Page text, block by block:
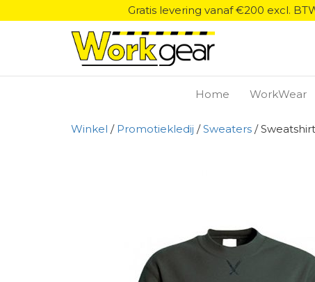
Gratis levering vanaf €200 excl.
Home WorkWear
Winkel / Promotiekledij /Sweaters /